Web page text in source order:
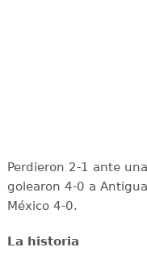
Perdieron 2-1 ante
golearon 4-0 a
México 4-0.
La historia